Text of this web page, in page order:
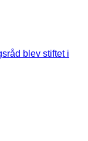
blev stiftet i